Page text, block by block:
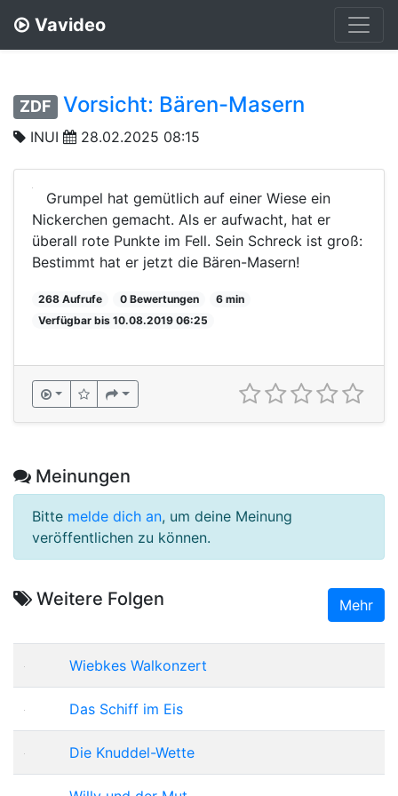
Vavideo
ZDF Vorsicht: Bären-Masern
INUI 28.02.2025 08:15
Grumpel hat gemütlich auf einer Wiese ein
Nickerchen gemacht. Als er aufwacht, hat er
überall rote Punkte im Fell. Sein Schreck ist groß:
Bestimmt hat er jetzt die Bären-Masern!
268 Aufrufe 0 Bewertungen
6 min
Verfügbar bis 10.08.2019 06:25
Meinungen
Bitte melde dich an, um deine Meinung
veröffentlichen zu können.
Weitere Folgen Mehr
Wiebkes Walkonzert
Das Schiff im Eis
Die Knuddel-Wette